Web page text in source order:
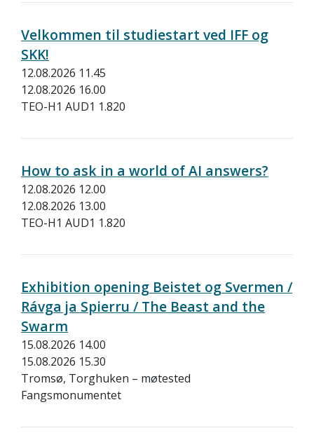
Velkommen til studiestart ved IFF og
SKK!
12.08.2026 11.45
12.08.2026 16.00
TEO-H1 AUD1 1.820
How to ask in a world of AI answers?
12.08.2026 12.00
12.08.2026 13.00
TEO-H1 AUD1 1.820
Exhibition opening Beistet og Svermen /
Rávga ja Spierru / The Beast and the
Swarm
15.08.2026 14.00
15.08.2026 15.30
Tromsø, Torghuken – møtested
Fangsmonumentet